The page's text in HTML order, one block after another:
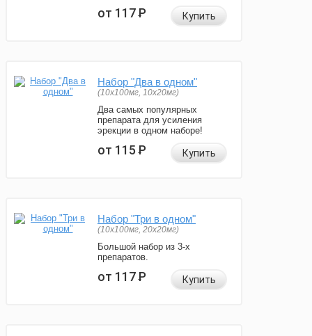
от 117Р Купить
Набор "Два в одном"
(10x100мг, 10x20мг)
Два самых популярных
препарата для усиления
эрекции в одном наборе!
от 115Р Купить
Набор "Три в одном"
(10x100мг, 20x20мг)
Большой набор из 3-х
препаратов.
от 117Р Купить